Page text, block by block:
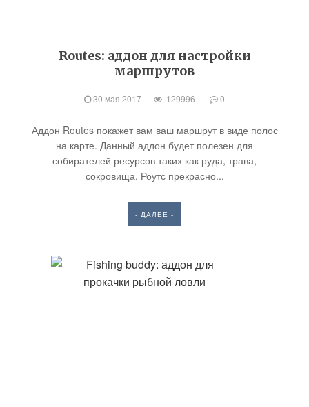
Routes: аддон для настройки
маршрутов
30 мая 2017 129996 0
Аддон Routes покажет вам ваш маршрут в виде полос
на карте. Данный аддон будет полезен для
собирателей ресурсов таких как руда, трава,
сокровища. Роутс прекрасно...
- ДАЛЕЕ -